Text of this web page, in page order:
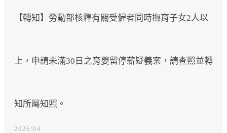
【轉知】勞動部核釋有關受僱者同時撫育子女2人以
上，申請未滿30日之育嬰留停薪疑義案，請查照並轉
知所屬知照。
2026/04